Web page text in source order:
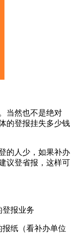
当然也不是绝对
的登报挂失多少钱
的人少，如果补办
议登省报，这样可
登报业务
纸（看补办单位